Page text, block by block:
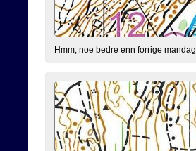
Hmm, noe bedre enn forrige mandag..